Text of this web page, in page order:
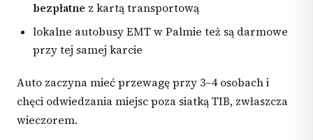
bezpłatne z kartą transportową
lokalne autobusy EMT w Palmie też są darmowe
przy tej samej karcie
Auto zaczyna mieć przewagę przy 3–4 osobach i
chęci odwiedzania miejsc poza siatką TIB, zwłaszcza
wieczorem.